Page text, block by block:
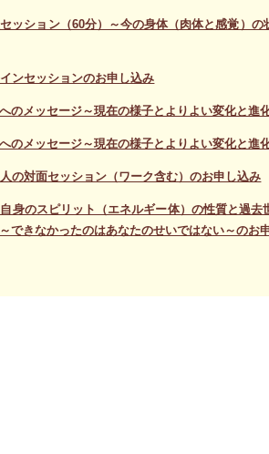
ッション（60分）～今の身体（肉体と感覚）
ンセッションのお申し込み
のメッセージ～現在の様子とよりよい変化と進
のメッセージ～現在の様子とよりよい変化と進
の対面セッション（ワーク含む）のお申し込み
身のスピリット（エネルギー体）の性質と過
できなかったのはあなたのせいではない～のお